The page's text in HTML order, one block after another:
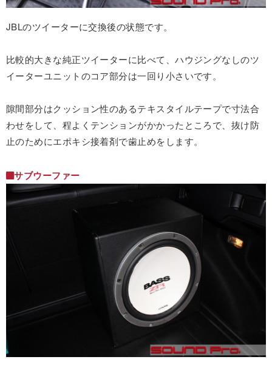
JBLのツイーターに交換後の状態です。
比較的大きな純正ツイーターに比べて、ハウジングなしのツ
イーターユニットのコア部分は一回り小さいです。
隙間部分はクッション性のあるテキスタイルテープで寸法合
わせをして、程よくテンションがかかったところで、抜け防
止のためにエポキシ接着剤で歯止めをします。
サブウーファー